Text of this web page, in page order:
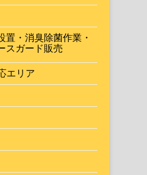
置・消臭除菌作業・
ガード販売
エリア